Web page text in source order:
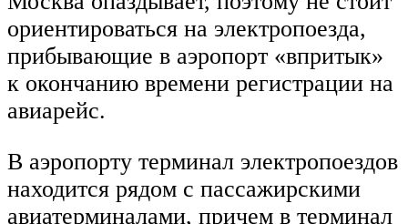
ориентироваться на электропоезда,
прибывающие в аэропорт «впритык»
к окончанию времени регистрации на
авиарейс.
В аэропорту терминал электропоездов
находится рядом с пассажирскими
авиатерминалами, причем в терминал